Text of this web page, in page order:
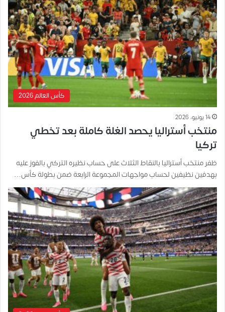
كأس العالم 2026
14 يونيو، 2026
منتخب أستراليا يحصد الغلة كاملة بعد تخطي
تركيا
ظفر منتخب أستراليا بالنقاط الثلاث على حساب نظيره التركي بالفوز عليه
بهدفين نظيفين لحساب مواجهات المجموعة الرابعة ضمن بطولة كأس…